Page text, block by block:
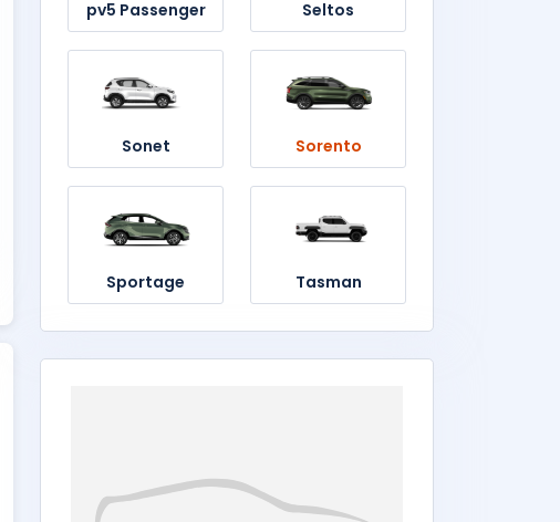
pv5 Passenger Seltos
Sonet Sorento
Sportage Tasman